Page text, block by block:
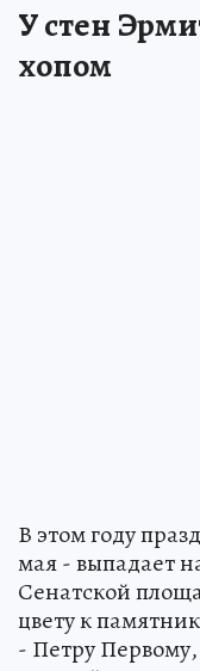
У стен
хопом
В этом году
мая - выпадает
Сенатской
цвету к
- Петру